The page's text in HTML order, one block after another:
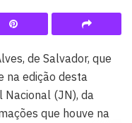
de Salvador, que
na edição desta
(JN), da
que houve na